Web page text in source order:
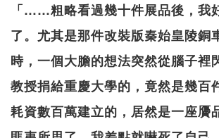
「……粗略看過幾十件展品後，我
了。尤其是那件改裝版秦始皇陵銅
時，一個大膽的想法突然從腦子裡
教授捐給重慶大學的，竟然是幾百
耗資數百萬建立的，居然是一座贗